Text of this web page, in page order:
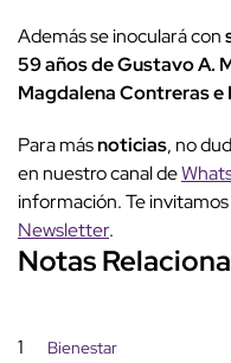
Además se inoculará con
59 años de Gustavo A.
Magdalena Contreras e
Para másnoticias, no
en nuestro canal de
información. Te
Newsletter.
Notas
1 Bienestar